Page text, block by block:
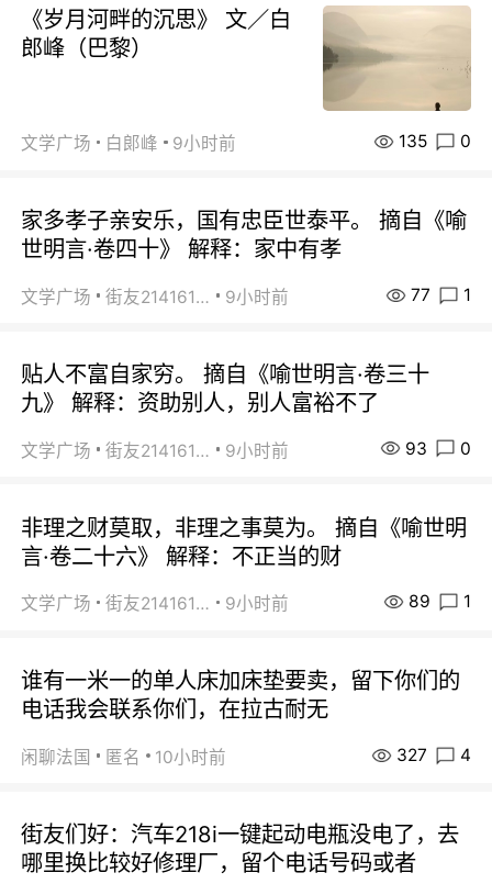
《岁月河畔的沉思》 文／白
郎峰（巴黎）
文学广场 白郞峰 9小时前 135 0
家多孝子亲安乐，国有忠臣世泰平。 摘自《喻
世明言·卷四十》 解释：家中有孝
文学广场 街友21416156 9小时前 77 1
贴人不富自家穷。 摘自《喻世明言·卷三十
九》 解释：资助别人，别人富裕不了
文学广场 街友21416156 9小时前 93 0
非理之财莫取，非理之事莫为。 摘自《喻世明
言·卷二十六》 解释：不正当的财
文学广场 街友21416156 9小时前 89 1
谁有一米一的单人床加床垫要卖，留下你们的
电话我会联系你们，在拉古耐无
闲聊法国 匿名 10小时前 327 4
街友们好：汽车218i一键起动电瓶没电了，去
哪里换比较好修理厂，留个电话号码或者